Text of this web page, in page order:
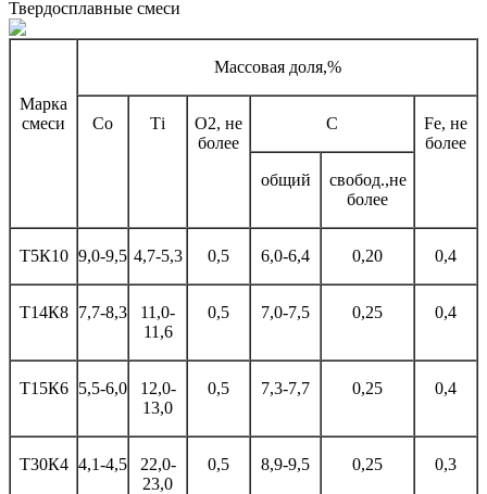
Твердосплавные смеси
Марка
смеси
Массовая доля,%
Со Тi
O2, не
более
С
Fe, не
более
общий
свобод.,не
более
Т5К10 9,0-9,5 4,7-5,3 0,5 6,0-6,4 0,20 0,4
Т14К8 7,7-8,3
11,0-
11,6
0,5 7,0-7,5 0,25 0,4
Т15К6 5,5-6,0
12,0-
13,0
0,5 7,3-7,7 0,25 0,4
Т30К4 4,1-4,5
22,0-
23,0
0,5 8,9-9,5 0,25 0,3